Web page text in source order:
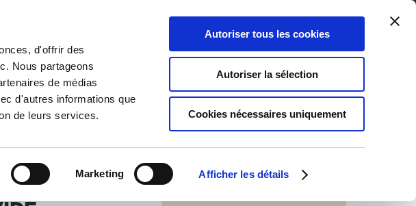
d'offrir des
Nous partageons
de médias
d'autres informations que
de leurs services.
Marketing Afficher les détails
Autoriser tous les cookies
Autoriser la sélection
Cookies nécessaires uniquement
0
Panier
0
Ma liste
Connexion
ACTUEL : 3 À 5 JOURS OUVRÉS ⏱️